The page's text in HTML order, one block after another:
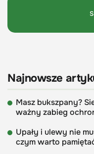
Najnowsze
Masz bukszpany?
ważny zabieg
Upały i ulewy nie
czym warto